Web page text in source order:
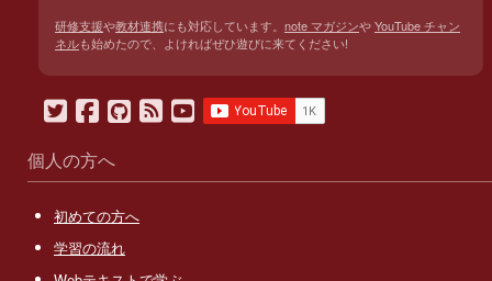
研修支援や教材連携にも対応しています。 note マガジンやYouTube チャン
ネルも始めたので、よければぜひ遊びに来てください!
TwitterFacebook
GitHub
note
YouTube
個人の方へ
初めての方へ
学習の流れ